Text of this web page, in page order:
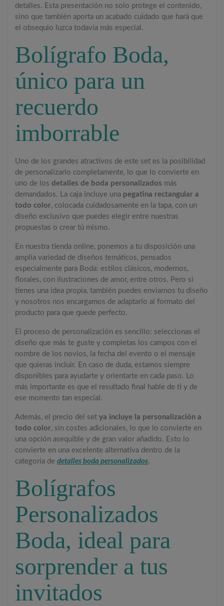
detalles. Esta presentación no solo protege el contenido,
sino que también aporta un acabado cuidado que hará que
el obsequio luzca todavía más especial.
Bolígrafo Boda,
único para un
recuerdo
imborrable
Uno de los grandes atractivos de este set es la posibilidad
de personalizarlo completamente, lo que lo convierte en
uno de losdetalles de boda personalizados más
demandados. La caja incluye una pegatina rectangular a
todo color, colocada cuidadosamente en la tapa, con un
diseño exclusivo que puedes elegir entre nuestras
propuestas o crear tú mismo.
En nuestra tienda online, ponemos a tu disposición una
amplia variedad de diseños temáticos, pensados
especialmente para Boda: estilos clásicos, modernos,
florales, con ilustraciones de amor, entre otros. Pero si
tienes una idea propia, también puedes enviarnos tu diseño
y nosotros nos encargamos de adaptarlo al formato del
producto para que quede perfecto.
El proceso de personalización es sencillo: seleccionas el
diseño que más te guste y completas los campos con el
nombre de los novios, la fecha del evento o el mensaje
que quieras incluir. En caso de duda, estamos siempre
disponibles para ayudarte y orientarte en cada paso. Lo
más importante es que el resultado final hable de ti y de
ese momento tan especial.
Además, el precio del setya incluye la personalización a
todo color, sin costes adicionales, lo que lo convierte en
una opción asequible y de gran valor añadido. Esto lo
convierte en una excelente alternativa dentro de la
categoría dedetalles boda personalizados.
Bolígrafos
Personalizados
Boda, ideal para
sorprender a tus
invitados